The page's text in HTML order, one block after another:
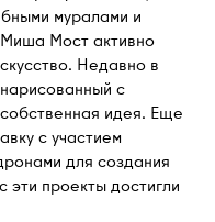
муралами и
Миша Мост активно
Недавно в
с
идея. Еще
с участием
для создания
проекты достигли